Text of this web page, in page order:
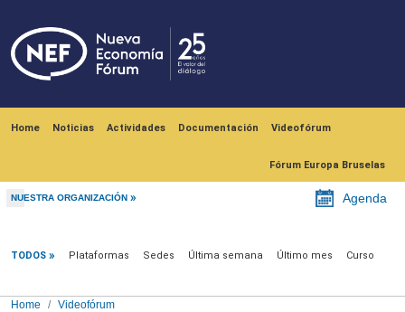
Home Noticias Actividades Documentación Videofórum
Fórum Europa Bruselas
NUESTRA ORGANIZACIÓN Agenda
TODOS Plataformas Sedes Última semana Último mes Curso
Home Videofórum